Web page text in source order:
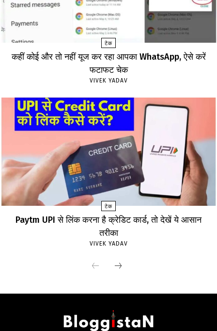
टेक
कहीं कोई और तो नहीं यूज कर रहा आपका WhatsApp, ऐसे करें
फटाफट चेक
VIVEK YADAV
टेक
Paytm UPI से लिंक करना है क्रेडिट कार्ड, तो देखें ये आसान
तरीका
VIVEK YADAV